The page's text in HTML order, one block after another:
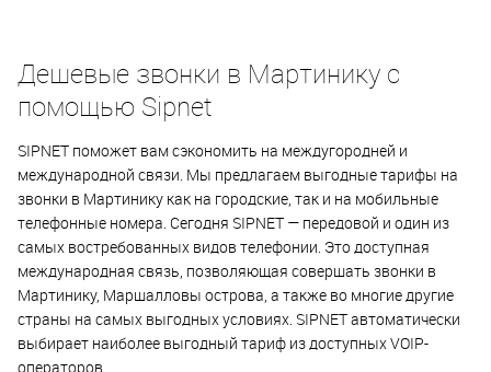
Дешевые звонки в Мартинику с
помощью Sipnet
SIPNET поможет вам сэкономить на междугородней и
международной связи. Мы предлагаем выгодные тарифы на
звонки в Мартинику как на городские, так и на мобильные
телефонные номера. Сегодня SIPNET — передовой и один из
самых востребованных видов телефонии. Это доступная
международная связь, позволяющая совершать звонки в
Мартинику, Маршалловы острова, а также во многие другие
страны на самых выгодных условиях. SIPNET автоматически
выбирает наиболее выгодный тариф из доступных VOIP-
операторов.